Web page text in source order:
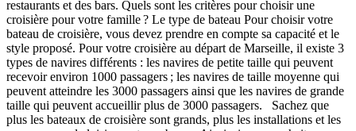
restaurants et des bars. Quels sont les critères pour choisir une
croisière pour votre famille ? Le type de bateau Pour choisir votre
bateau de croisière, vous devez prendre en compte sa capacité et le
style proposé. Pour votre croisière au départ de Marseille, il existe 3
types de navires différents : les navires de petite taille qui peuvent
recevoir environ 1000 passagers ; les navires de taille moyenne qui
peuvent atteindre les 3000 passagers ainsi que les navires de grande
taille qui peuvent accueillir plus de 3000 passagers. Sachez que
plus les bateaux de croisière sont grands, plus les installations et les